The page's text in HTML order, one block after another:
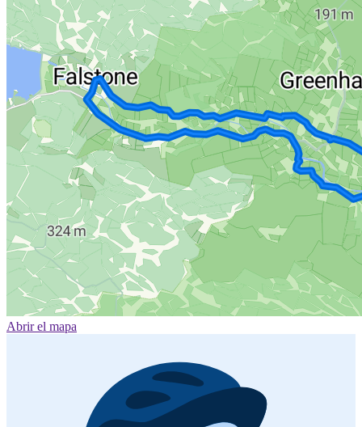
Abrir el mapa